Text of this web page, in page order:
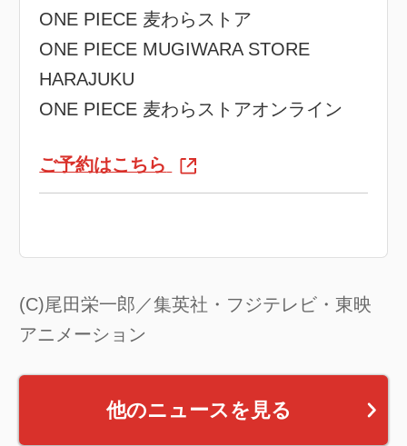
ONE PIECE 麦わらストア
ONE PIECE MUGIWARA STORE
HARAJUKU
ONE PIECE 麦わらストアオンライン
ご予約はこちら
(C)尾田栄一郎／集英社・フジテレビ・東映
アニメーション
他のニュースを見る